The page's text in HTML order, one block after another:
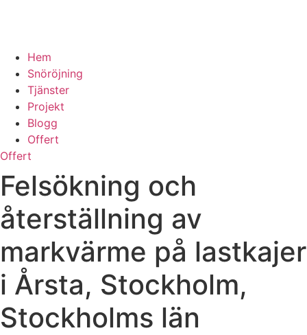
Hem
Snöröjning
Tjänster
Projekt
Blogg
Offert
Offert
Felsökning och
återställning av
markvärme på lastkajer
i Årsta, Stockholm,
Stockholms län